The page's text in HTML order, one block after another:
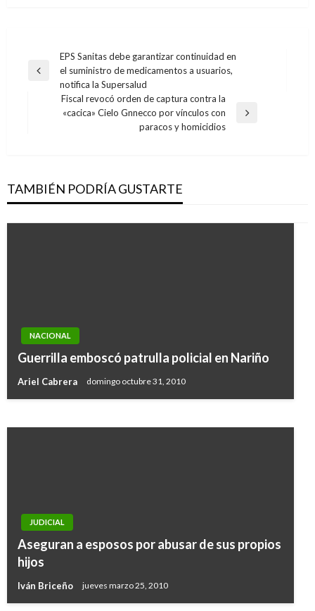
Navegación
de
entradas
Entrada
anterior
EPS Sanitas debe garantizar continuidad en
el suministro de medicamentos a usuarios,
notifica la Supersalud
Entrada
Fiscal revocó orden de captura contra la
«cacica» Cielo Gnnecco por vínculos con
paracos y homicidios
TAMBIÉN PODRÍA GUSTARTE
NACIONAL
Guerrilla emboscó patrulla policial en Nariño
Ariel Cabrera domingo octubre 31, 2010
ENTRETENIMIENTO
La música colombiana de luto por la muerte del
JUDICIAL
Aseguran a esposos por abusar de sus propios
hijos
Iván Briceño jueves marzo 25, 2010